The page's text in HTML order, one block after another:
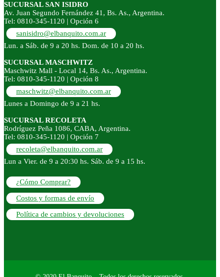
SUCURSAL SAN ISIDRO
Av. Juan Segundo Fernández 41, Bs. As., Argentina.
Tel: 0810-345-1120 | Opción 6
sanisidro@elbanquito.com.ar
Lun. a Sáb. de 9 a 20 hs. Dom. de 10 a 20 hs.
SUCURSAL MASCHWITZ
Maschwitz Mall - Local 14, Bs. As., Argentina.
Tel: 0810-345-1120 | Opción 8
maschwitz@elbanquito.com.ar
Lunes a Domingo de 9 a 21 hs.
SUCURSAL RECOLETA
Rodríguez Peña 1086, CABA, Argentina.
Tel: 0810-345-1120 | Opción 7
recoleta@elbanquito.com.ar
Lun a Vier. de 9 a 20:30 hs. Sáb. de 9 a 15 hs.
¿Cómo Comprar?
Costos y formas de envío
Política de cambios y devoluciones